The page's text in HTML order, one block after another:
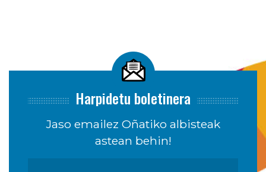
Harpidetu boletinera
Jaso emailez Oñatiko albisteak
astean behin!